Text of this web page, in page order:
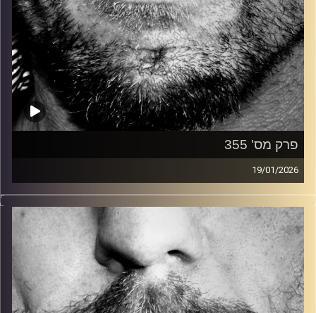
פרק מס' 355
19/01/2026
זיפים, מוזיקה מחוספסת של הופעות חיות. הרבה ג'אם, רוק,
בלוז, bluegrass, ג'אז, Fאנק, פרוגרסיב ואפילו אלקטרוניקה.
כל מה שחי, אמיתי ונושם.
עם שמוליק רגב.
קרדיט תמונות: David Goehring